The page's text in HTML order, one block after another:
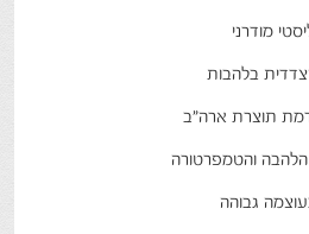
מודרני
בלהבות
והטמפרטורה
גבוהה